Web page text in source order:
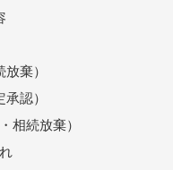
棄）
認）
相続放棄）